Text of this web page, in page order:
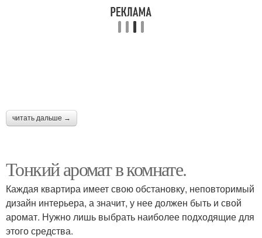
читать дальше →
Тонкий аромат в комнате.
Каждая квартира имеет свою обстановку, неповторимый
дизайн интерьера, а значит, у нее должен быть и свой
аромат. Нужно лишь выбрать наиболее подходящие для
этого средства.